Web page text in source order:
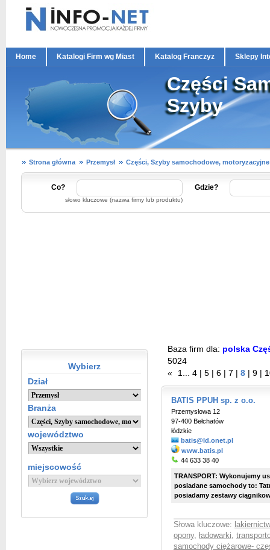
Home Katalogi Firm wg Miast Katalog Franczyz Sklepy
Części
Szyby
Strona główna Przemysł Części, Szyby samochodowe, motoryzacyjne
Co?
słowo kluczowe (nazwa firmy lub produktu)
Gdzie?
Wybierz
Dział
Branża
województwo
miejscowość
Baza firm dla: polska
5024
«
1... 4 5 6 7 8 9
BATIS PPUH sp. z o.o.
Przemysłowa 12
97-400 Bełchatów
łódzkie
batis@ld.onet.pl
www.batis.pl
44 633 38 40
TRANSPORT: Wykonujemy
posiadane samochody to:
posiadamy zestawy
Słowa kluczowe:
opony, ładowarki,
samochody ciężarowe-